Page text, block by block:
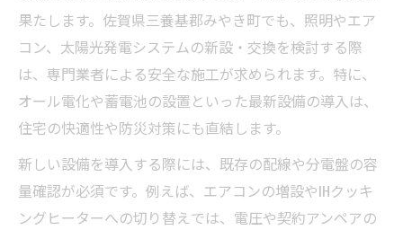
果たします。佐賀県三養基郡みやき町でも、照明やエア
コン、太陽光発電システムの新設・交換を検討する際
は、専門業者による安全な施工が求められます。特に、
オール電化や蓄電池の設置といった最新設備の導入は、
住宅の快適性や防災対策にも直結します。
新しい設備を導入する際には、既存の配線や分電盤の容
量確認が必須です。例えば、エアコンの増設やIHクッキ
ングヒーターへの切り替えでは、電圧や契約アンペアの